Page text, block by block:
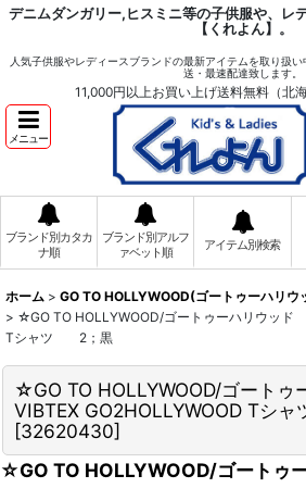
デニムダンガリー,ヒスミニ等の子供服や、レ
【くれよん】。
人気子供服やレディースブランドの最新アイテムを取り扱
送・最速配達致します。
11,000円以上お買い上げ送料無料（北
メニュー
ブランド別カタカ
ナ順
ブランド別アルフ
ァベット順
アイテム別検索
ホーム > GO TO HOLLYWOOD(ゴートゥーハリウ
> ☆GO TO HOLLYWOOD/ゴートゥーハリウッ
Tシャツ 2；黒
☆GO TO HOLLYWOOD/ゴート
VIBTEX GO2HOLLYWOOD T
[32620430]
☆GO TO HOLLYWOOD/ゴート